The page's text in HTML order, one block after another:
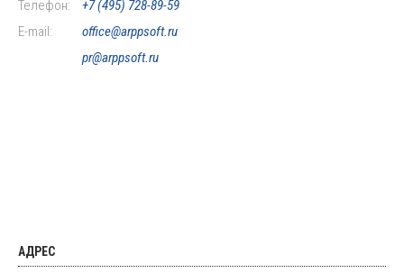
Телефон:
+7 (495) 728-89-59
E-mail:
office@arppsoft.ru
pr@arppsoft.ru
АДРЕС